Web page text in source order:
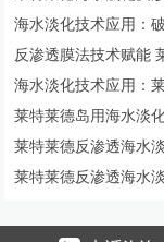
海水淡化技术应用：
反渗透膜法技术赋能
海水淡化技术应用：
莱特莱德岛用海水淡
莱特莱德反渗透海水
莱特莱德反渗透海水